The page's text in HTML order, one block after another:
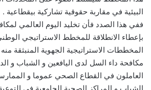
البيئية في مقاربة حقوقية تشاركية بيقطاعية .
ففي هذا الصدد فأن تخليد اليوم العالمي
المخططات الاستراتيجية الجهوية المنبثقة منه
مكافحة داء السل لدى اليافعين و الشباب و
العاملون في القطاع الصحي عموما و
الشباب و المراكز الصحية الجامعية في